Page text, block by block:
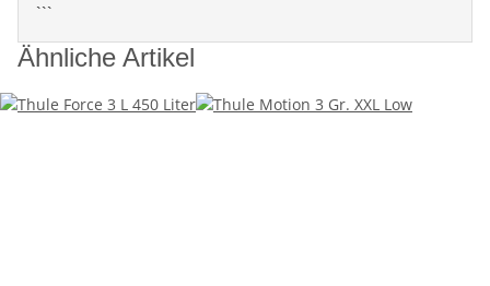
```
Ähnliche Artikel